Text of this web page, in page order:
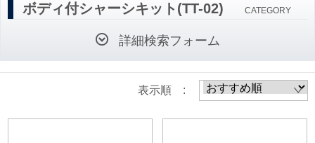
ボディ付シャーシキット(TT-02) CATEGORY
詳細検索フォーム
表示順 :